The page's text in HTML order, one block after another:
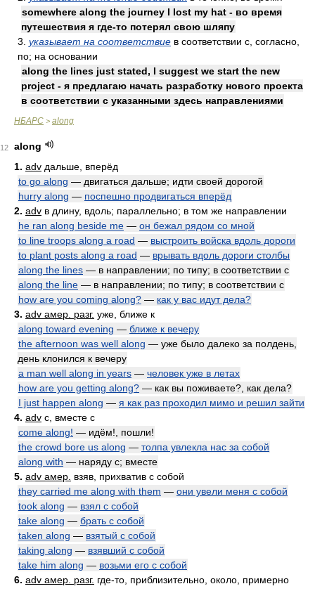
somewhere along the journey I lost my hat - во время
путешествия я где-то потерял свою шляпу
3. указывает на соответствие в соответствии с, согласно,
по; на основании
along the lines just stated, I suggest we start the new
project - я предлагаю начать разработку нового проекта
в соответствии с указанными здесь направлениями
НБАРС > along
12
along
1. adv дальше, вперёд
to go along — двигаться дальше; идти своей дорогой
hurry along — поспешно продвигаться вперёд
2. adv в длину, вдоль; параллельно; в том же направлении
he ran along beside me — он бежал рядом со мной
to line troops along a road — выстроить войска вдоль дороги
to plant posts along a road — врывать вдоль дороги столбы
along the lines — в направлении; по типу; в соответствии с
along the line — в направлении; по типу; в соответствии с
how are you coming along? — как у вас идут дела?
3. adv амер. разг. уже, ближе к
along toward evening — ближе к вечеру
the afternoon was well along — уже было далеко за полдень,
день клонился к вечеру
a man well along in years — человек уже в летах
how are you getting along? — как вы поживаете?, как дела?
I just happen along — я как раз проходил мимо и решил зайти
4. adv с, вместе с
come along! — идём!, пошли!
the crowd bore us along — толпа увлекла нас за собой
along with — наряду с; вместе
5. adv амер. взяв, прихватив с собой
they carried me along with them — они увели меня с собой
took along — взял с собой
take along — брать с собой
taken along — взятый с собой
taking along — взявший с собой
take him along — возьми его с собой
6. adv амер. разг. где-то, приблизительно, около, примерно